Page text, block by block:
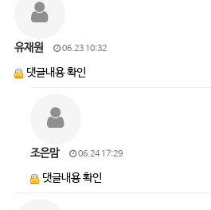
유재원 06.23 10:32
댓글내용 확인
조은맘 06.24 17:29
댓글내용 확인